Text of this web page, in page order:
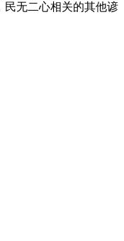
民无二心相关的其他谚